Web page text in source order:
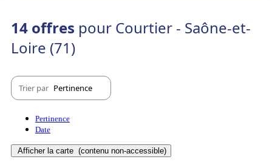
14 offres pour Courtier - Saône-et-
Loire (71)
Trier par Pertinence
Pertinence
Date
Afficher la carte (contenu non-accessible)